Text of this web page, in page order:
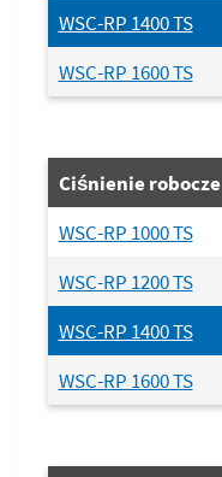
WSC-RP 1400 TS
WSC-RP 1600 TS
Ciśnienie robocze
WSC-RP 1000 TS
WSC-RP 1200 TS
WSC-RP 1400 TS
WSC-RP 1600 TS